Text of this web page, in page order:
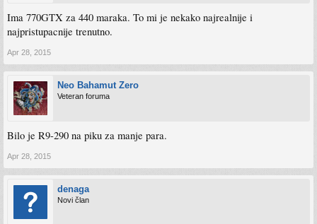
Ima 770GTX za 440 maraka. To mi je nekako najrealnije i
najpristupacnije trenutno.
Apr 28, 2015
Neo Bahamut Zero
Veteran foruma
Bilo je R9-290 na piku za manje para.
Apr 28, 2015
denaga
Novi član